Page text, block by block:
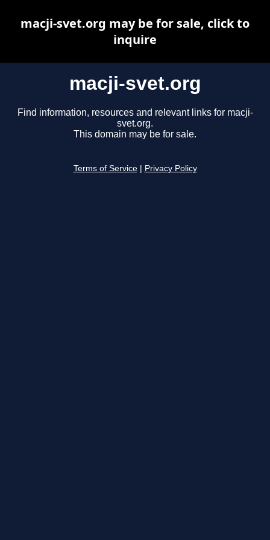
macji-svet.org
Find information, resources and relevant links for macji-
svet.org.
This domain may be for sale.
Terms of Service Privacy Policy
macji-svet.org may be for sale, click to
inquire